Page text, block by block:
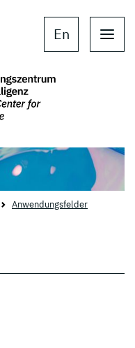
En
Anwendungsfelder